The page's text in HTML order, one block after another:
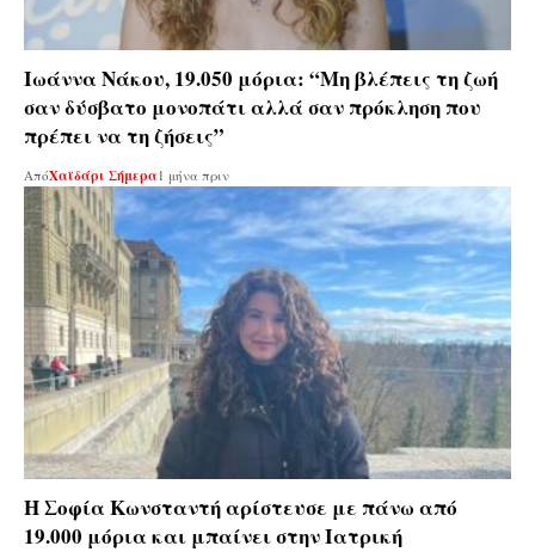
Ιωάννα Νάκου, 19.050 μόρια: “Μη βλέπεις τη ζωή
σαν δύσβατο μονοπάτι αλλά σαν πρόκληση που
πρέπει να τη ζήσεις”
ΑπόΧαϊδάρι Σήμερα1 μήνα πριν
Η Σοφία Κωνσταντή αρίστευσε με πάνω από
19.000 μόρια και μπαίνει στην Ιατρική